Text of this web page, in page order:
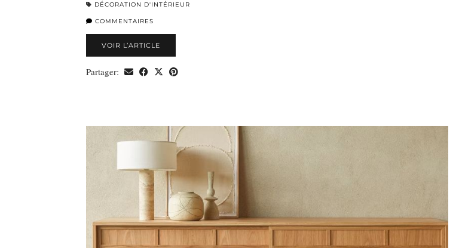
DÉCORATION D'INTÉRIEUR
COMMENTAIRES
VOIR L’ARTICLE
Partager: